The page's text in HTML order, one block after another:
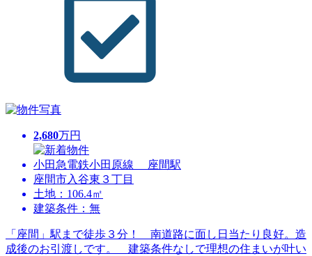
2,680万円
小田急電鉄小田原線 座間駅
座間市入谷東３丁目
土地：106.4㎡
建築条件：無
「座間」駅まで徒歩３分！ 南道路に面し日当たり良好。造
成後のお引渡しです。 建築条件なしで理想の住まいが叶い